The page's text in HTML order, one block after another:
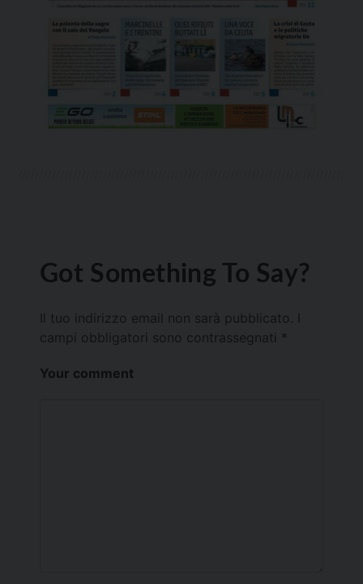
Got Something To Say?
Il tuo indirizzo email non sarà pubblicato.
campi obbligatori sono contrassegnati *
Your comment